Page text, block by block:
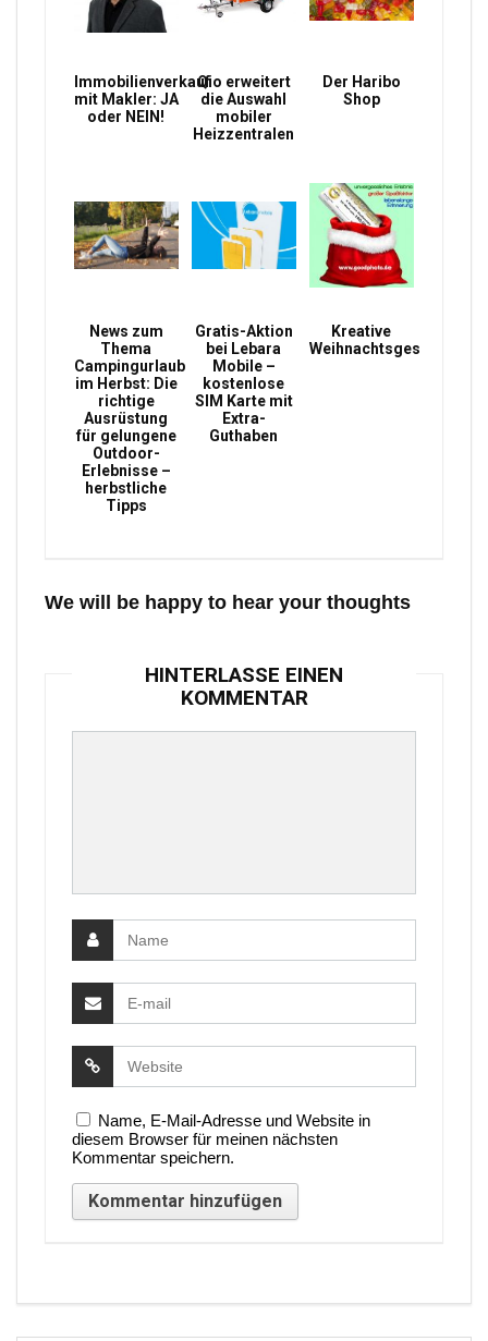
Immobilienverkauf
mit Makler: JA
oder NEIN!
Qio erweitert
die Auswahl
mobiler
Heizzentralen
Der Haribo
Shop
News zum
Thema
Campingurlaub
im Herbst: Die
richtige
Ausrüstung
für gelungene
Outdoor-
Erlebnisse –
herbstliche
Tipps
Gratis-Aktion
bei Lebara
Mobile –
kostenlose
SIM Karte mit
Extra-
Guthaben
Kreative
Weihnachtsgeschenke
We will be happy to hear your thoughts
HINTERLASSE EINEN
KOMMENTAR
Name, E-Mail-Adresse und Website in
diesem Browser für meinen nächsten
Kommentar speichern.